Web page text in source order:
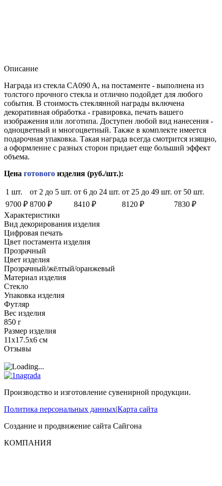
Описание
Награда из стекла CA090 A, на постаменте - выполнена из
толстого прочного стекла и отлично подойдет для любого
события. В стоимость стеклянной награды включена
декоративная обработка - гравировка, печать вашего
изображения или логотипа. Доступен любой вид нанесения -
одноцветный и многоцветный. Также в комплекте имеется
подарочная упаковка. Такая награда всегда смотрится изящно,
а оформление с разных сторон придает еще больший эффект
объема.
Цена готового изделия (руб./шт.):
1 шт. от 2 до 5 шт. от 6 до 24 шт. от 25 до 49 шт. от 50 шт.
9700 ₽ 8700 ₽ 8410 ₽ 8120 ₽
7830 ₽
Характеристики
Вид декорирования изделия
Цифровая печать
Цвет постамента изделия
Прозрачный
Цвет изделия
Прозрачный/жёлтый/оранжевый
Материал изделия
Стекло
Упаковка изделия
Футляр
Вес изделия
850 г
Размер изделия
11х17.5x6 см
Отзывы
Производство и изготовление сувенирной продукции.
Политика персональных данных|Карта сайта
Создание и продвижение сайта Сайгона
КОМПАНИЯ